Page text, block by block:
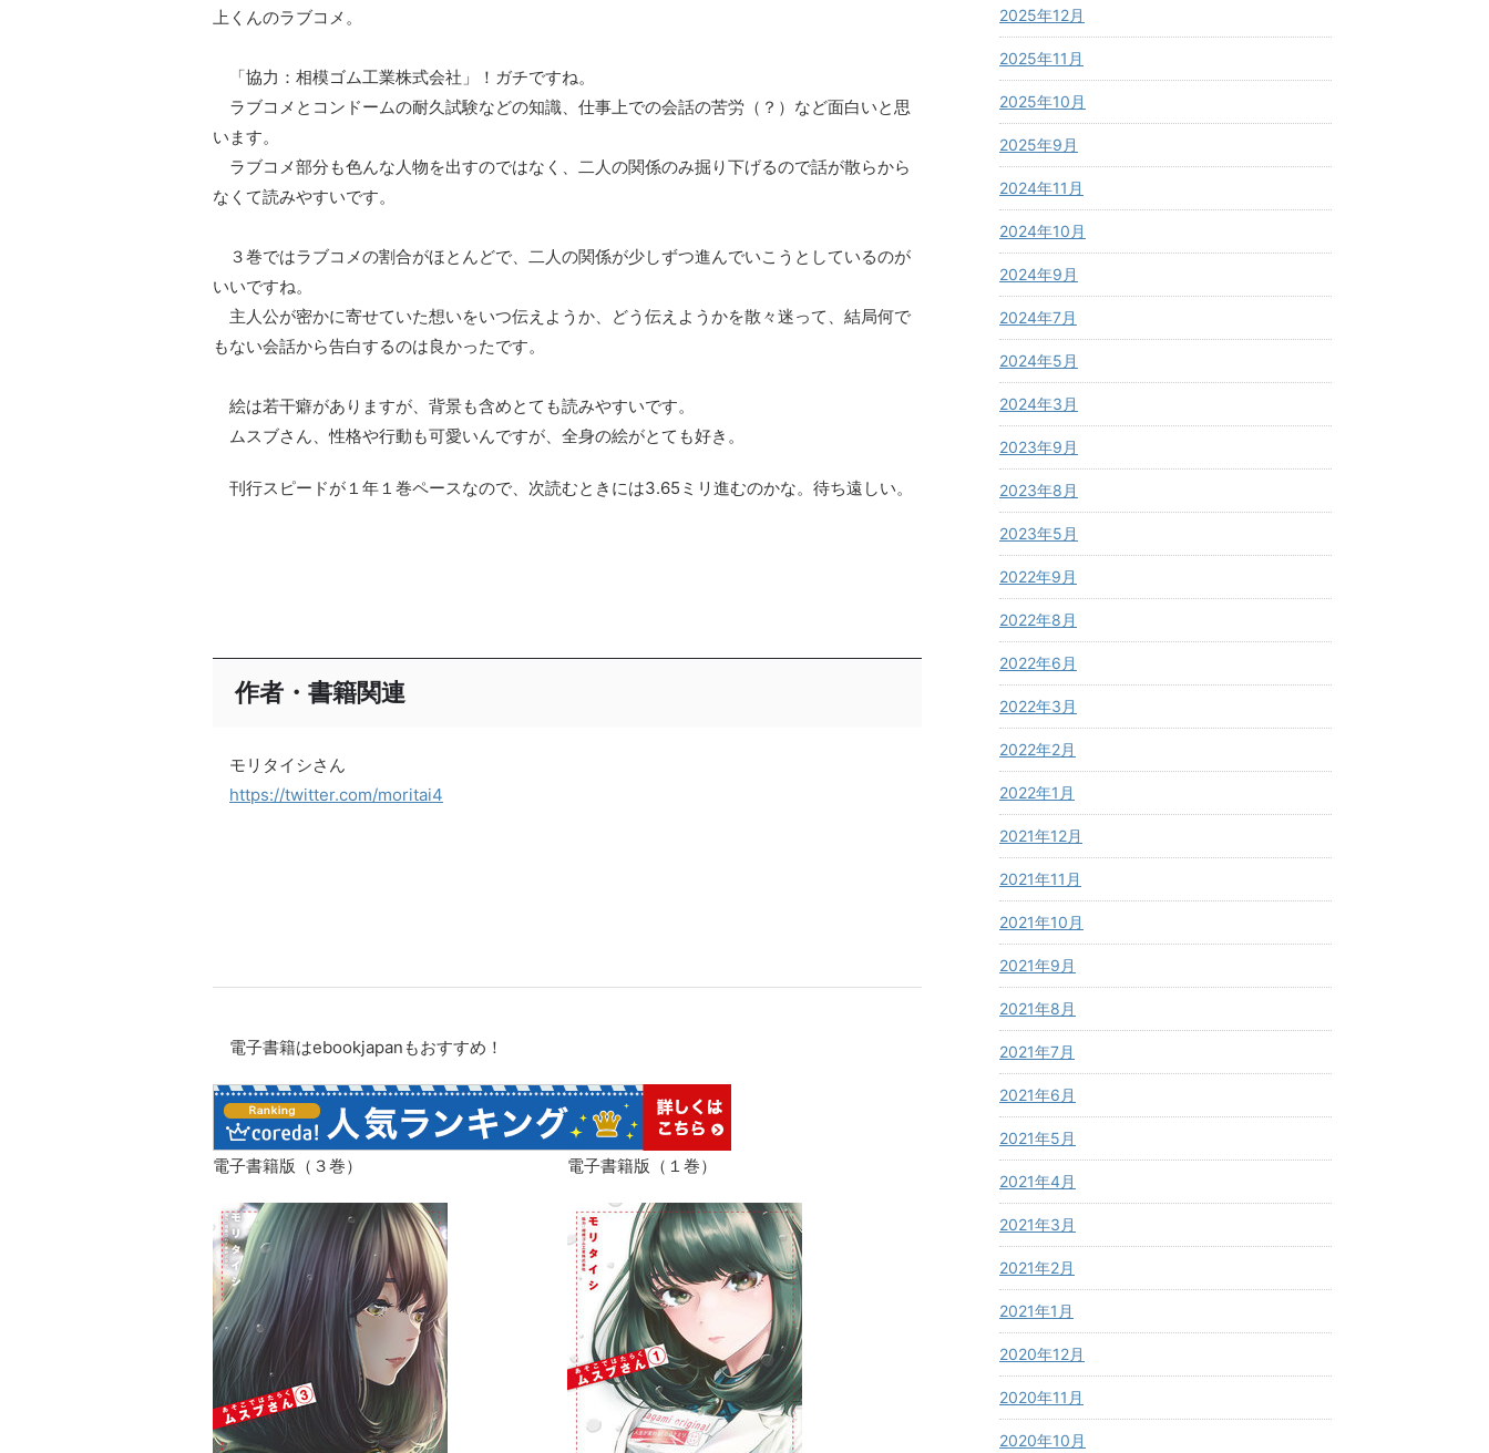
上くんのラブコメ。
「協力：相模ゴム工業株式会社」！ガチですね。
ラブコメとコンドームの耐久試験などの知識、仕事上での会話の苦労（？）など面白いと思
います。
ラブコメ部分も色んな人物を出すのではなく、二人の関係のみ掘り下げるので話が散らから
なくて読みやすいです。
３巻ではラブコメの割合がほとんどで、二人の関係が少しずつ進んでいこうとしているのが
いいですね。
主人公が密かに寄せていた想いをいつ伝えようか、どう伝えようかを散々迷って、結局何で
もない会話から告白するのは良かったです。
絵は若干癖がありますが、背景も含めとても読みやすいです。
ムスブさん、性格や行動も可愛いんですが、全身の絵がとても好き。
刊行スピードが１年１巻ペースなので、次読むときには3.65ミリ進むのかな。待ち遠しい。
作者・書籍関連
モリタイシさん
https://twitter.com/moritai4
電子書籍はebookjapanもおすすめ！
電子書籍版（３巻） 電子書籍版（１巻）
2025年12月
2025年11月
2025年10月
2025年9月
2024年11月
2024年10月
2024年9月
2024年7月
2024年5月
2024年3月
2023年9月
2023年8月
2023年5月
2022年9月
2022年8月
2022年6月
2022年3月
2022年2月
2022年1月
2021年12月
2021年11月
2021年10月
2021年9月
2021年8月
2021年7月
2021年6月
2021年5月
2021年4月
2021年3月
2021年2月
2021年1月
2020年12月
2020年11月
2020年10月